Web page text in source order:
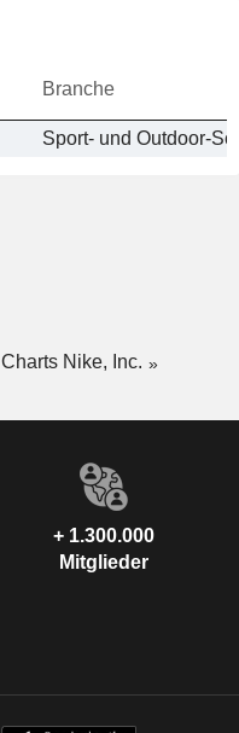
Branche
Sport- und Outdoor-
Charts Nike, Inc.
+ 1.300.000
Mitglieder